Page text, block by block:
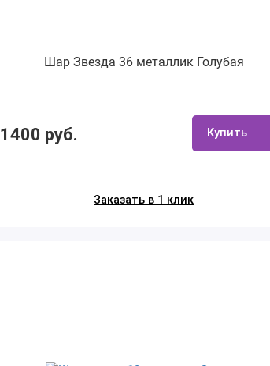
Шар Звезда 36 металлик Голубая
1400 руб. Купить
Заказать в 1 клик